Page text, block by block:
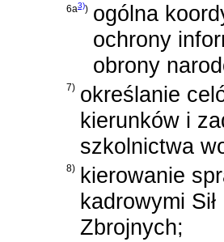
6a3)) ogólna
ochrony
obrony
7) określanie
kierunków i
szkolnictwa
8) kierowanie
kadrowymi Sił
Zbrojnych;